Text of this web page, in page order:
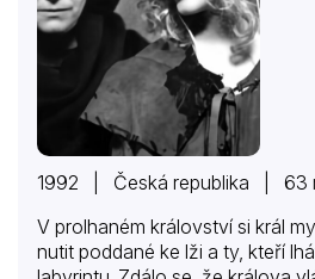
1992 | Česká republika | 63
V prolhaném království si král
nutit poddané ke lži a ty, kteří